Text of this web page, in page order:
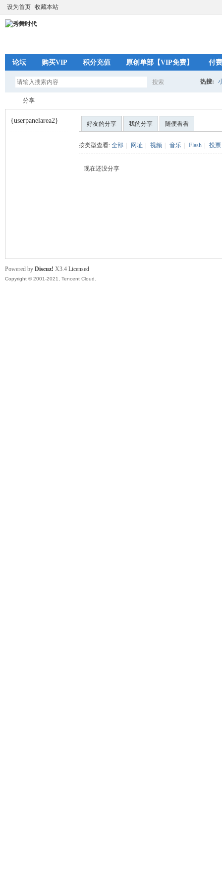
设为首页 收藏本站
论坛 购买VIP 积分充值 原创单部【VIP免费】 付
搜索 热搜:
分享
{userpanelarea2} 好友的分享 我的分享 随便看看
按类型查看: 全部 网址 视频 音乐 Flash 投票
现在还没分享
Powered by Discuz! X3.4 Licensed
Copyright © 2001-2021, Tencent Cloud.